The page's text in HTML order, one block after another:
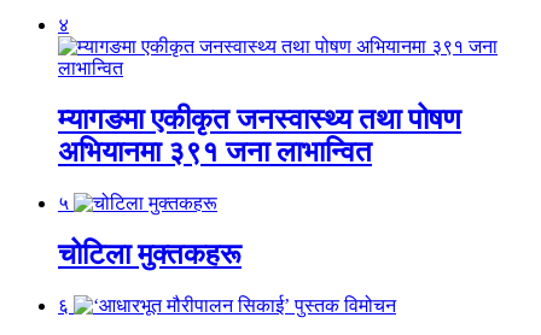
४
म्यागङमा एकीकृत जनस्वास्थ्य तथा पोषण
अभियानमा ३९१ जना लाभान्वित
५
चोटिला मुक्तकहरू
६